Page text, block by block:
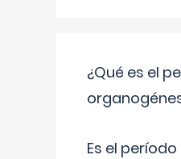
¿Qué es el
Es el